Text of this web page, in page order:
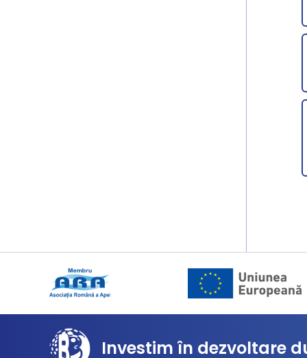
Investim în dezvoltare